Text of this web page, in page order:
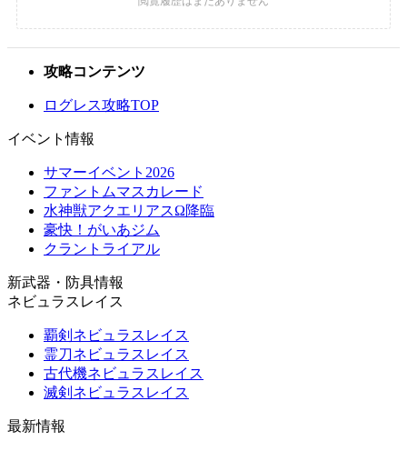
攻略コンテンツ
ログレス攻略TOP
イベント情報
サマーイベント2026
ファントムマスカレード
水神獣アクエリアスΩ降臨
豪快！がいあジム
クラントライアル
新武器・防具情報
ネビュラスレイス
覇剣ネビュラスレイス
霊刀ネビュラスレイス
古代機ネビュラスレイス
滅剣ネビュラスレイス
最新情報